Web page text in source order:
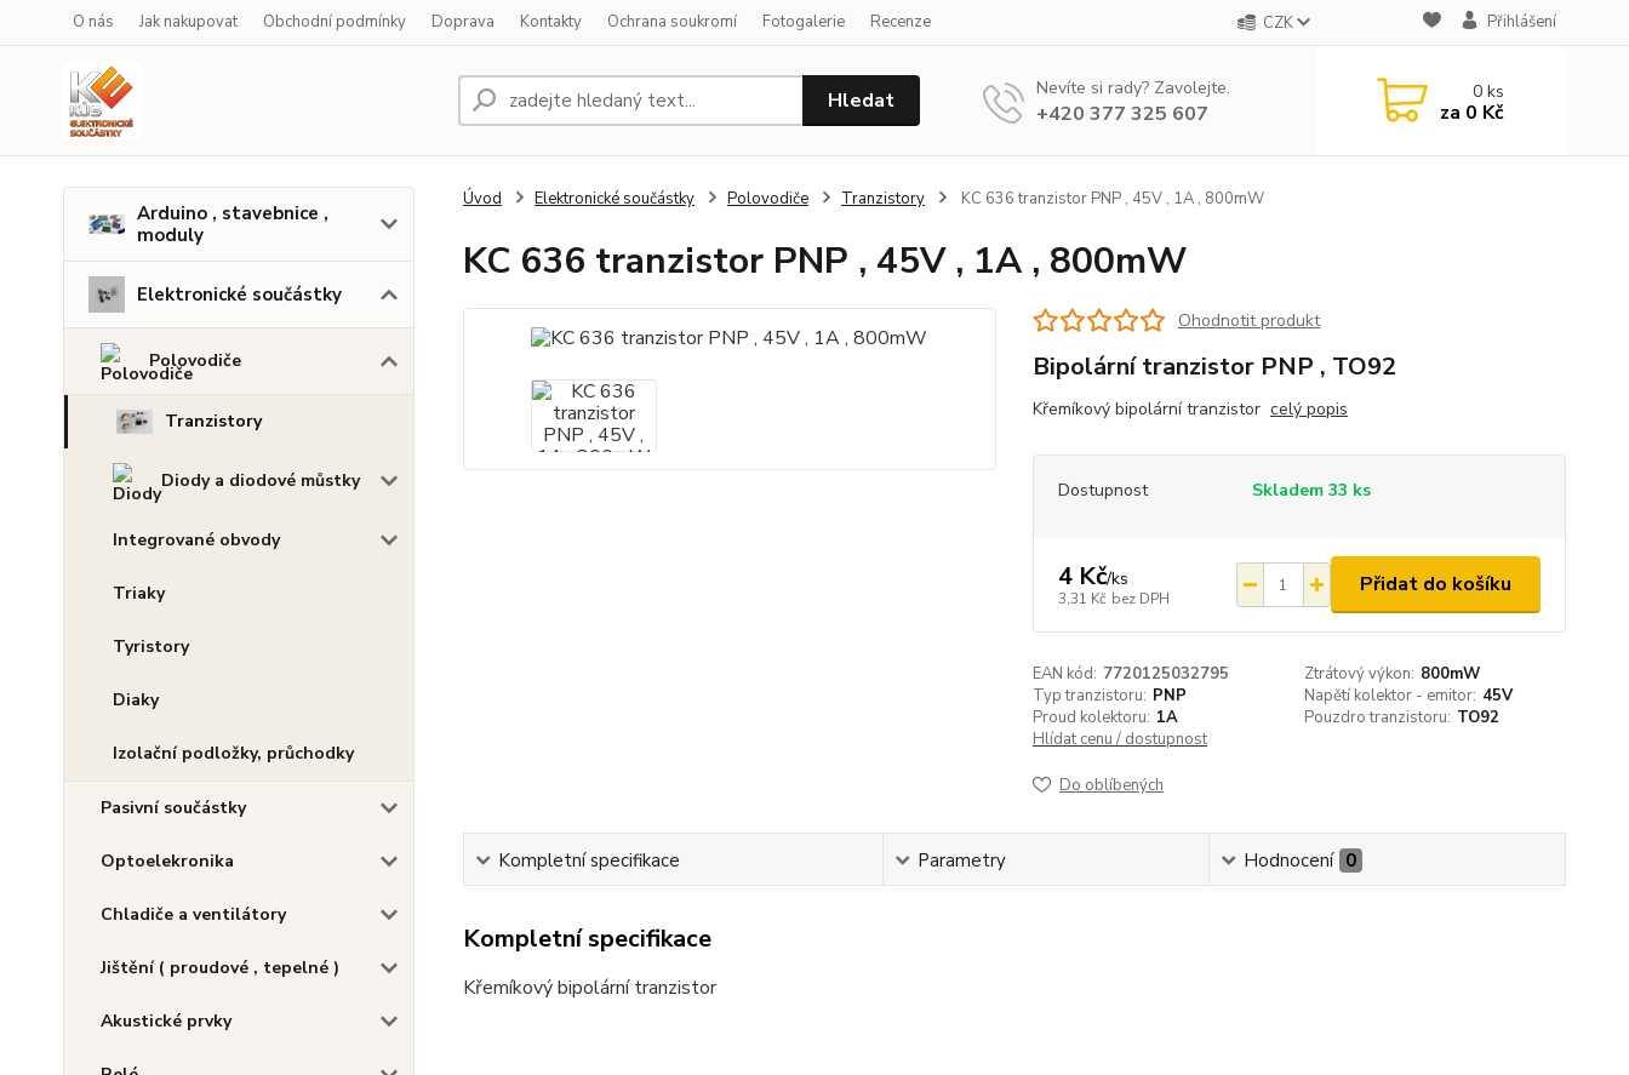
O nás Jak nakupovat Obchodní podmínky Doprava Kontakty Ochrana soukromí Fotogalerie Recenze CZK Přihlášení
Hledat Nevíte si rady? Zavolejte.
+420 377 325 607
0ks
za 0 Kč
Arduino , stavebnice ,
moduly
Elektronické součástky
Polovodiče
Tranzistory
Diody a diodové můstky
Integrované obvody
Triaky
Tyristory
Diaky
Izolační podložky, průchodky
Pasivní součástky
Optoelekronika
Chladiče a ventilátory
Jištění ( proudové , tepelné )
Akustické prvky
Úvod Elektronické součástky Polovodiče Tranzistory KC 636 tranzistor PNP , 45V , 1A , 800mW
KC 636 tranzistor PNP , 45V , 1A , 800mW
Ohodnotit produkt
Bipolární tranzistor PNP , TO92
Křemíkový bipolární tranzistor celý popis
Dostupnost Skladem 33 ks
4 Kč/ks
3,31 Kč bez DPH
Přidat do košíku
EAN kód: 7720125032795 Ztrátový výkon: 800mW
Typ tranzistoru: PNP Napětí kolektor - emitor: 45V
Proud kolektoru: 1A Pouzdro tranzistoru: TO92
Hlídat cenu / dostupnost
Do oblíbených
Kompletní specifikace Parametry Hodnocení 0
Kompletní specifikace
Křemíkový bipolární tranzistor